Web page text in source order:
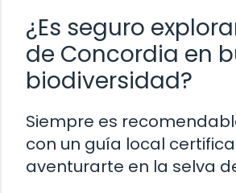
¿Es seguro
de Concordia en
biodiversidad?
Siempre es
con un guía local
aventurarte en la selva